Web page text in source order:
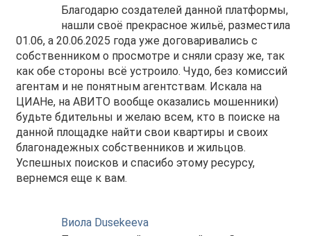
Благодарю создателей данной платформы,
нашли своё прекрасное жильё, разместила
01.06, а 20.06.2025 года уже договаривались с
собственником о просмотре и сняли сразу же, так
как обе стороны всё устроило. Чудо, без комиссий
агентам и не понятным агентствам. Искала на
ЦИАНе, на АВИТО вообще оказались мошенники)
будьте бдительны и желаю всем, кто в поиске на
данной площадке найти свои квартиры и своих
благонадежных собственников и жильцов.
Успешных поисков и спасибо этому ресурсу,
вернемся еще к вам.
Виола Dusekeeva